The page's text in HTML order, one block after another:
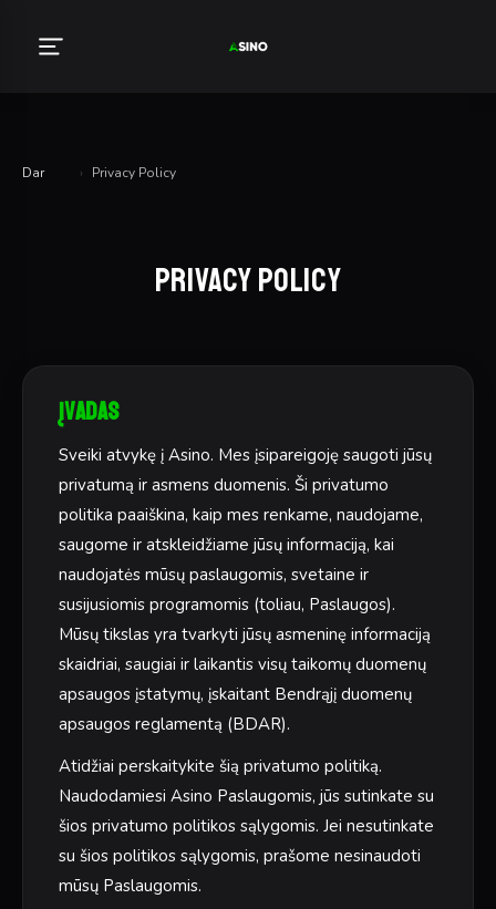
Dar › Privacy Policy
Privacy Policy
Įvadas
Sveiki atvykę į Asino. Mes įsipareigoję saugoti jūsų
privatumą ir asmens duomenis. Ši privatumo
politika paaiškina, kaip mes renkame, naudojame,
saugome ir atskleidžiame jūsų informaciją, kai
naudojatės mūsų paslaugomis, svetaine ir
susijusiomis programomis (toliau, Paslaugos).
Mūsų tikslas yra tvarkyti jūsų asmeninę informaciją
skaidriai, saugiai ir laikantis visų taikomų duomenų
apsaugos įstatymų, įskaitant Bendrąjį duomenų
apsaugos reglamentą (BDAR).
Atidžiai perskaitykite šią privatumo politiką.
Naudodamiesi Asino Paslaugomis, jūs sutinkate su
šios privatumo politikos sąlygomis. Jei nesutinkate
su šios politikos sąlygomis, prašome nesinaudoti
mūsų Paslaugomis.